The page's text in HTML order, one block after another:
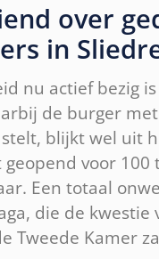
over
in
nu actief bezig
de burger
blijkt wel uit
geopend voor
Een totaal
die de
Tweede Kamer